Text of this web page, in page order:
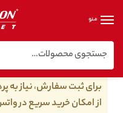
منو
خانه / دستگاه nvr هایک ویژن
برای ثبت سفارش، نیاز به
از امکان خرید سریع در